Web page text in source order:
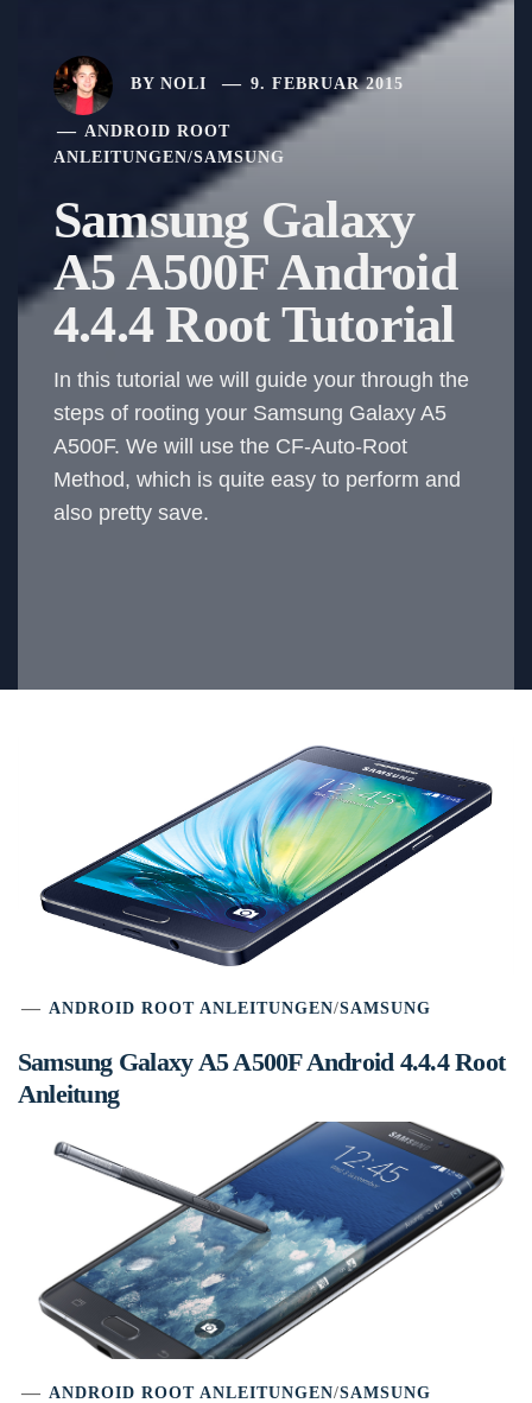
BY NOLI 9. FEBRUAR 2015
ANDROID ROOT
ANLEITUNGEN/SAMSUNG
Samsung Galaxy
A5 A500F Android
4.4.4 Root Tutorial
In this tutorial we will guide your through the
steps of rooting your Samsung Galaxy A5
A500F. We will use the CF-Auto-Root
Method, which is quite easy to perform and
also pretty save.
ANDROID ROOT ANLEITUNGEN/SAMSUNG
Samsung Galaxy A5 A500F Android 4.4.4 Root
Anleitung
ANDROID ROOT ANLEITUNGEN/SAMSUNG